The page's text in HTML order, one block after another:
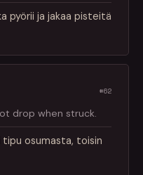
pyörii ja jakaa pisteitä
#62
drop when struck.
tipu osumasta, toisin